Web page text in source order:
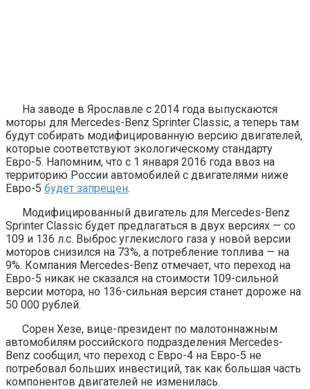
На заводе в Ярославле с 2014 года выпускаются
моторы для Mercedes-Benz Sprinter Classic, а теперь там
будут собирать модифицированную версию двигателей,
которые соответствуют экологическому стандарту
Евро-5. Напомним, что с 1 января 2016 года ввоз на
территорию России автомобилей с двигателями ниже
Евро-5 будет запрещен.
Модифицированный двигатель для Mercedes-Benz
Sprinter Classic будет предлагаться в двух версиях — со
109 и 136 л.с. Выброс углекислого газа у новой версии
моторов снизился на 73%, а потребление топлива — на
9%. Компания Mercedes-Benz отмечает, что переход на
Евро-5 никак не сказался на стоимости 109-сильной
версии мотора, но 136-сильная версия станет дороже на
50 000 рублей.
Сорен Хезе, вице-президент по малотоннажным
автомобилям российского подразделения Mercedes-
Benz сообщил, что переход с Евро-4 на Евро-5 не
потребовал больших инвестиций, так как большая часть
компонентов двигателей не изменилась.